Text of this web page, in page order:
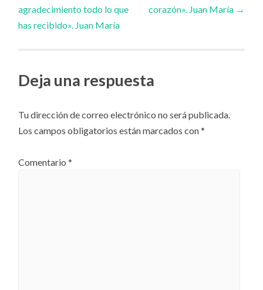
de
agradecimiento todo lo que
has recibido». Juan María
corazón». Juan María →
Deja una respuesta
Tu dirección de correo electrónico no será publicada.
Los campos obligatorios están marcados con*
Comentario*